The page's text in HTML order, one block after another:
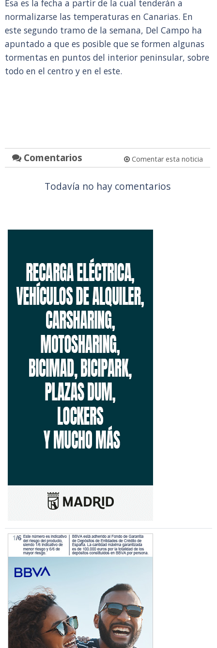
Esa es la fecha a partir de la cual tenderán a
normalizarse las temperaturas en Canarias. En
este segundo tramo de la semana, Del Campo ha
apuntado a que es posible que se formen algunas
tormentas en puntos del interior peninsular, sobre
todo en el centro y en el este.
Comentarios Comentar esta noticia
Todavía no hay comentarios